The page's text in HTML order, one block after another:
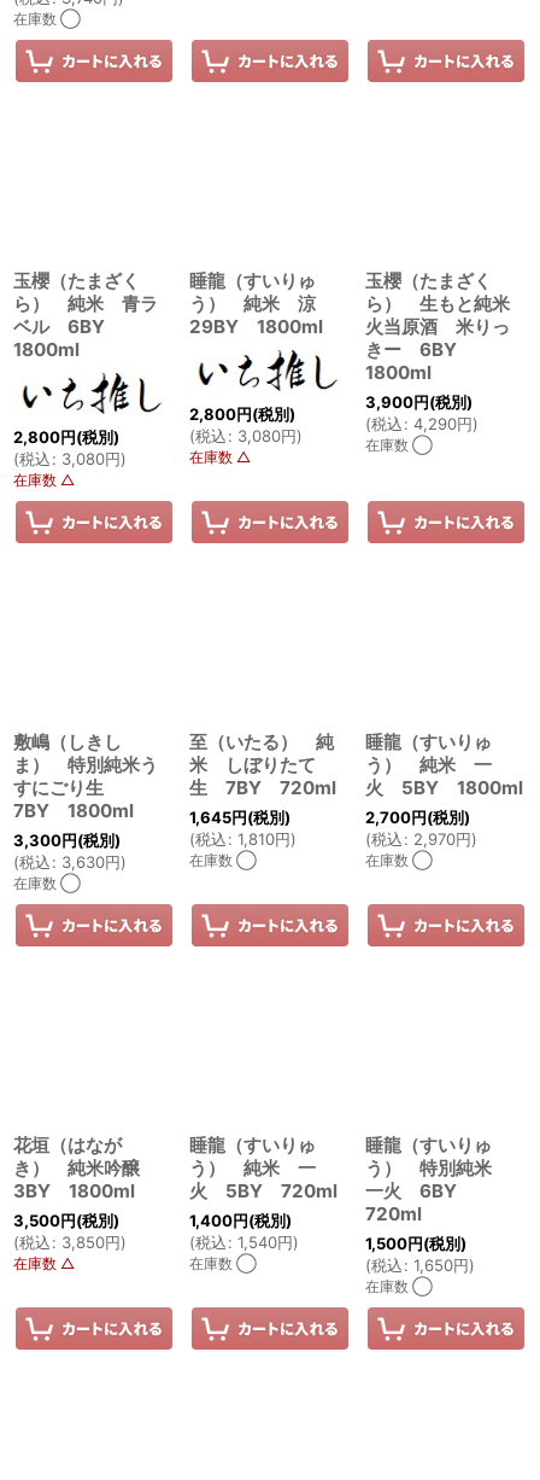
在庫数 ◯
玉櫻（たまざく
ら） 純米 青ラ
ベル 6BY
1800ml
2,800円(税別)
(税込: 3,080円)
在庫数 △
睡龍（すいりゅ
う） 純米 涼
29BY 1800ml
2,800円(税別)
(税込: 3,080円)
在庫数 △
玉櫻（たまざく
ら） 生もと純米
火当原酒 米りっ
きー 6BY
1800ml
3,900円(税別)
(税込: 4,290円)
在庫数 ◯
敷嶋（しきし
ま） 特別純米う
すにごり生
7BY 1800ml
3,300円(税別)
(税込: 3,630円)
在庫数 ◯
至（いたる） 純
米 しぼりたて
生 7BY 720ml
1,645円(税別)
(税込: 1,810円)
在庫数 ◯
睡龍（すいりゅ
う） 純米 一
火 5BY 1800ml
2,700円(税別)
(税込: 2,970円)
在庫数 ◯
花垣（はなが
き） 純米吟醸
3BY 1800ml
3,500円(税別)
(税込: 3,850円)
在庫数 △
睡龍（すいりゅ
う） 純米 一
火 5BY 720ml
1,400円(税別)
(税込: 1,540円)
在庫数 ◯
睡龍（すいりゅ
う） 特別純米
一火 6BY
720ml
1,500円(税別)
(税込: 1,650円)
在庫数 ◯